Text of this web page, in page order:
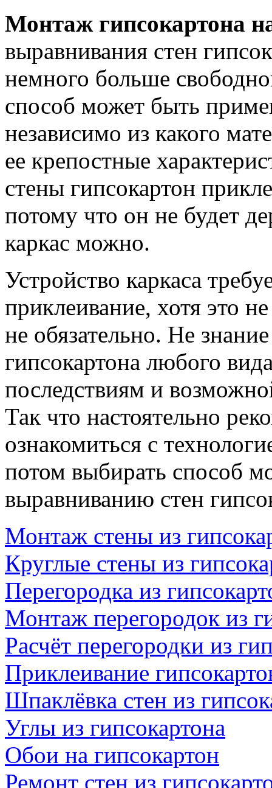
Монтаж гипсокартона
выравнивания стен
немного больше
способ может быть
независимо из какого
ее крепостные
стены гипсокартон
потому что он не будет
каркас можно.
Устройство каркаса
приклеивание, хотя это
не обязательно. Не
гипсокартона любого
последствиям и
Так что настоятельно
ознакомиться с
потом выбирать способ
выравниванию стен
Монтаж стены из
Круглые стены из
Перегородка из
Монтаж перегородок из
Расчёт перегородки из
Приклеивание
Шпаклёвка стен из
Углы из гипсокартона
Обои на гипсокартон
Ремонт стен из